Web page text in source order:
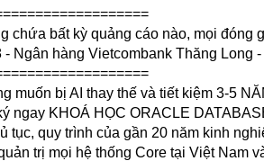
chứa bất kỳ quảng cáo nào, mọi đóng
- Ngân hàng Vietcombank Thăng Long
muốn bị AI thay thế và tiết kiệm 3-5
ngay KHOÁ HỌC ORACLE
tục, quy trình của gần 20 năm kinh
trị mọi hệ thống Core tại Việt Nam